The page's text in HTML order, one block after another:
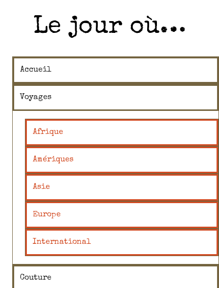
Le jour où…
Accueil
Voyages
Afrique
Amériques
Asie
Europe
International
Couture